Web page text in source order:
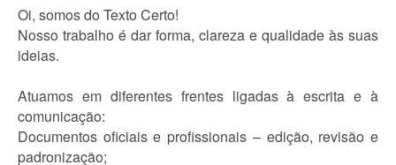
Oi, somos do Texto Certo!
Nosso trabalho é dar forma, clareza e qualidade às suas
ideias.
Atuamos em diferentes frentes ligadas à escrita e à
comunicação:
Documentos oficiais e profissionais – edição, revisão e
padronização;